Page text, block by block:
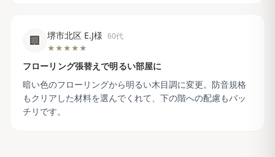
🏢 堺市北区 E.J様 60代
★★★★★
フローリング張替えで明るい部屋に
暗い色のフローリングから明るい木目調に変更。防音規格
もクリアした材料を選んでくれて、下の階への配慮もバッ
チリです。